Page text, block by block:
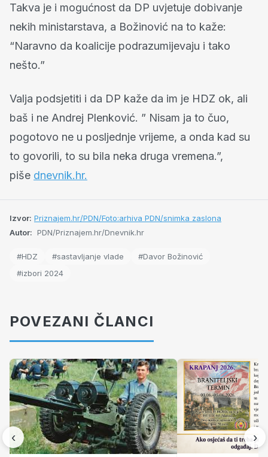
Takva je i mogućnost da DP uvjetuje dobivanje
nekih ministarstava, a Božinović na to kaže:
“Naravno da koalicije podrazumijevaju i tako
nešto.”
Valja podsjetiti i da DP kaže da im je HDZ ok, ali
baš i ne Andrej Plenković. ” Nisam ja to čuo,
pogotovo ne u posljednje vrijeme, a onda kad su
to govorili, to su bila neka druga vremena.”,
piše dnevnik.hr.
Izvor: Priznajem.hr/PDN/Foto:arhiva PDN/snimka zaslona
Autor: PDN/Priznajem.hr/Dnevnik.hr
#HDZ #sastavljanje vlade
#Davor Božinović
#izbori 2024
POVEZANI ČLANCI
‹ ›